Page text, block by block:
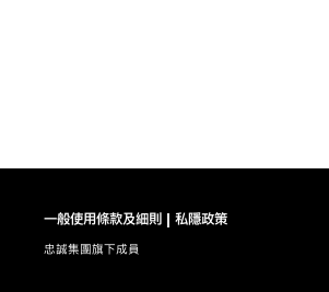
一般使用條款及細則 私隱政策
忠誠集團旗下成員